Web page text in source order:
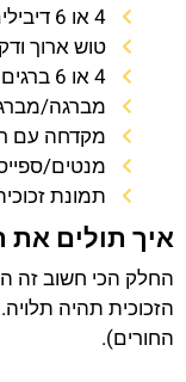
4 או 6 דיבילים גודל 7
טוש ארוך
4 או 6 ברגים גודל 7
מברגה/
מקדחה עם
מנטים/
תמונת
איך תולים את
החלק הכי חשוב זה
הזכוכית תהיה
החורים).